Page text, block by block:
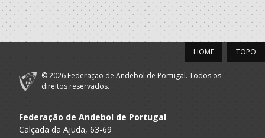
TOPO
HOME
© 2026 Federação de Andebol de Portugal. Todos os
direitos reservados.
Federação de Andebol de Portugal
Calçada da Ajuda, 63-69